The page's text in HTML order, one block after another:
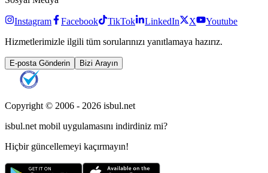
Instagram Facebook TikTok LinkedIn X
Youtube
Hizmetlerimizle ilgili tüm sorularınızı yanıtlamaya hazırız.
E-posta Gönderin Bizi Arayın
Copyright © 2006 - 2026 isbul.net
isbul.net mobil uygulamasını indirdiniz mi?
Hiçbir güncellemeyi kaçırmayın!